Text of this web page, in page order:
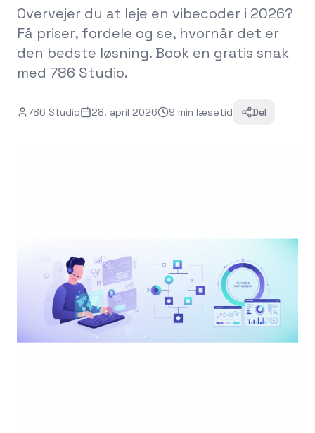
Overvejer du at leje en vibecoder i 2026?
Få priser, fordele og se, hvornår det er
den bedste løsning. Book en gratis snak
med 786 Studio.
786 Studio 28. april 2026 9 min læsetid Del